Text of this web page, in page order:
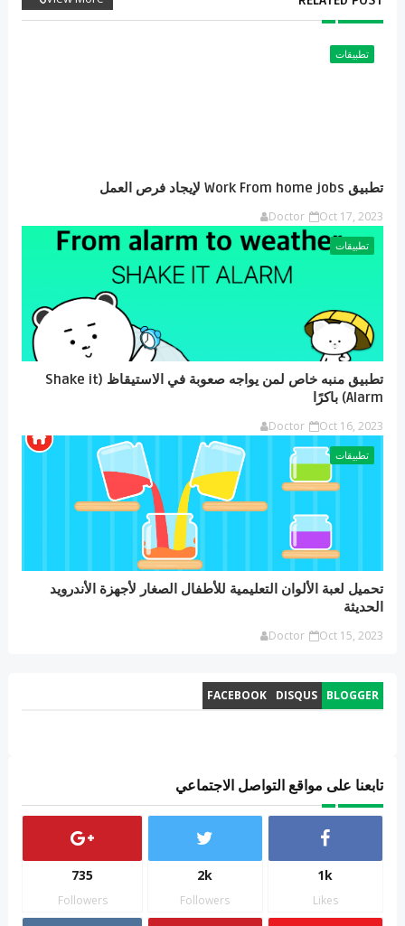
تطبيقات
تطبيق Work From home jobs لإيجاد فرص العمل
Doctor Oct 17, 2023
تطبيقات
تطبيق منبه خاص لمن يواجه صعوبة في الاستيقاظ (Shake it
Alarm) باكرًا
Doctor Oct 16, 2023
تطبيقات
تحميل لعبة الألوان التعليمية للأطفال الصغار لأجهزة الأندرويد
الحديثة
Doctor Oct 15, 2023
BLOGGER
DISQUS
FACEBOOK
تابعنا على مواقع التواصل الاجتماعي
1k
Likes
2k
Followers
735
Followers